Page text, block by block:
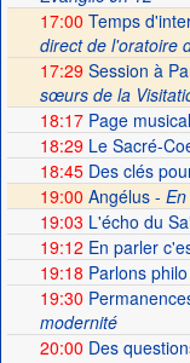
17:00 Temps
direct de l'oratoire
17:29 Session à
sœurs de la
18:17Page
18:29Le Sacré-
18:45Des clés
19:00 Angélus -
19:03 L'écho du
19:12 En parler
19:18 Parlons philo
19:30
modernité
20:00 Des